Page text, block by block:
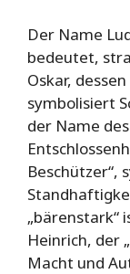
Der Name
bedeutet,
Oskar,
symbolisiert
der Name
Beschützer“,
„bärenstark“
Heinrich, der
Macht und